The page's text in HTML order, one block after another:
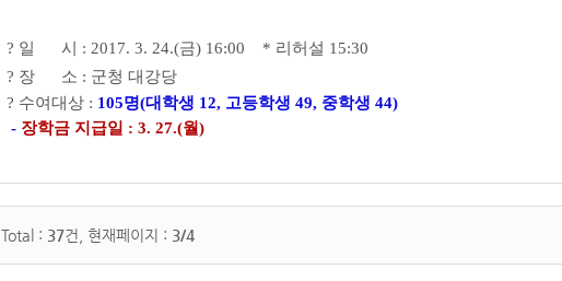
? 일 시 : 2017. 3. 24.(금) 16:00 * 리허설 15:30
? 장 소 : 군청 대강당
? 수여대상 : 105명(대학생 12, 고등학생 49, 중학생 44)
- 장학금 지급일 : 3. 27.(월)
Total : 37건, 현재페이지 : 3/4